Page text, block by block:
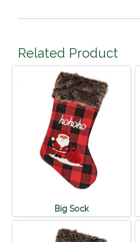
Related Product
Big Sock